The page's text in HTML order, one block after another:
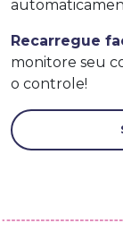
Recarregue
monitore seu
o controle!